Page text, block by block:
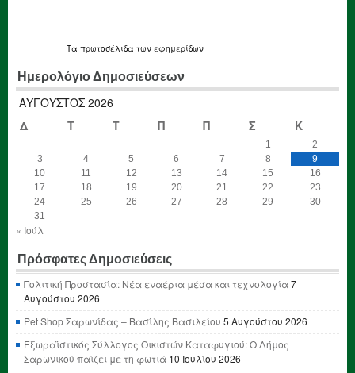
Τα πρωτοσέλιδα των εφημερίδων
Ημερολόγιο Δημοσιεύσεων
ΑΎΓΟΥΣΤΟΣ 2026
Δ
Τ Τ Π Π Σ Κ
1
2
3
4 5 6 7 8
9
10
11 12 13 14 15
16
17
18 19 20 21 22
23
24
25 26 27 28 29
30
31
« Ιούλ
Πρόσφατες Δημοσιεύσεις
Πολιτική Προστασία: Νέα εναέρια μέσα και τεχνολογία7
Αυγούστου 2026
Pet Shop Σαρωνίδας – Βασίλης Βασιλείου 5 Αυγούστου 2026
Εξωραϊστικός Σύλλογος Οικιστών Καταφυγιού: Ο Δήμος
Σαρωνικού παίζει με τη φωτιά 10 Ιουλίου 2026